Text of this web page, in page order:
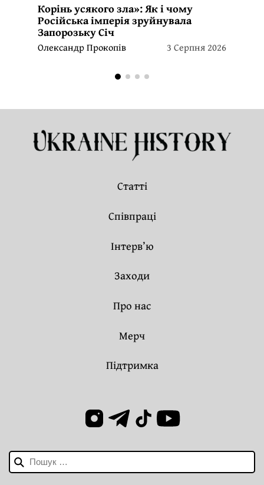
Корінь усякого зла»: Як і чому
Російська імперія зруйнувала
Запорозьку Січ
Олександр Прокопів 3 Серпня 2026
Пошук:
Статті
Співпраці
Інтерв’ю
Заходи
Про нас
Мерч
Підтримка